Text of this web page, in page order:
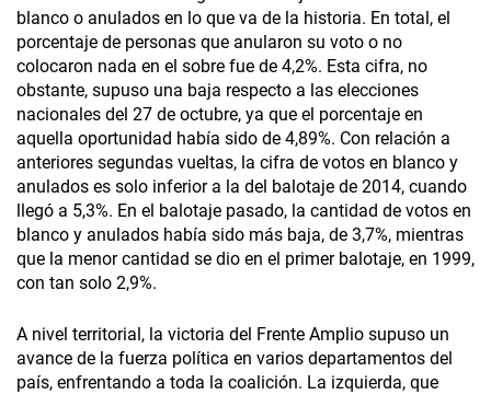
blanco o anulados en lo que va de la historia. En total, el
porcentaje de personas que anularon su voto o no
colocaron nada en el sobre fue de 4,2%. Esta cifra, no
obstante, supuso una baja respecto a las elecciones
nacionales del 27 de octubre, ya que el porcentaje en
aquella oportunidad había sido de 4,89%. Con relación a
anteriores segundas vueltas, la cifra de votos en blanco y
anulados es solo inferior a la del balotaje de 2014, cuando
llegó a 5,3%. En el balotaje pasado, la cantidad de votos en
blanco y anulados había sido más baja, de 3,7%, mientras
que la menor cantidad se dio en el primer balotaje, en 1999,
con tan solo 2,9%.
A nivel territorial, la victoria del Frente Amplio supuso un
avance de la fuerza política en varios departamentos del
país, enfrentando a toda la coalición. La izquierda, que